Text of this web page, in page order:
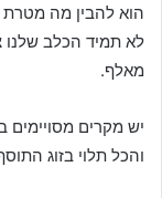
הוא להבין מה
לא תמיד הכלב שלנו
מאלף.
יש מקרים
והכל תלוי בזוג